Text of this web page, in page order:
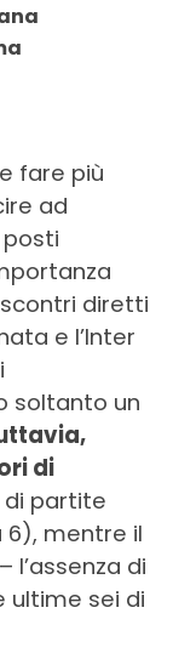
fare più
ad
diretti
e l’Inter
soltanto un
di
di partite
6), mentre il
l’assenza di
ultime sei di